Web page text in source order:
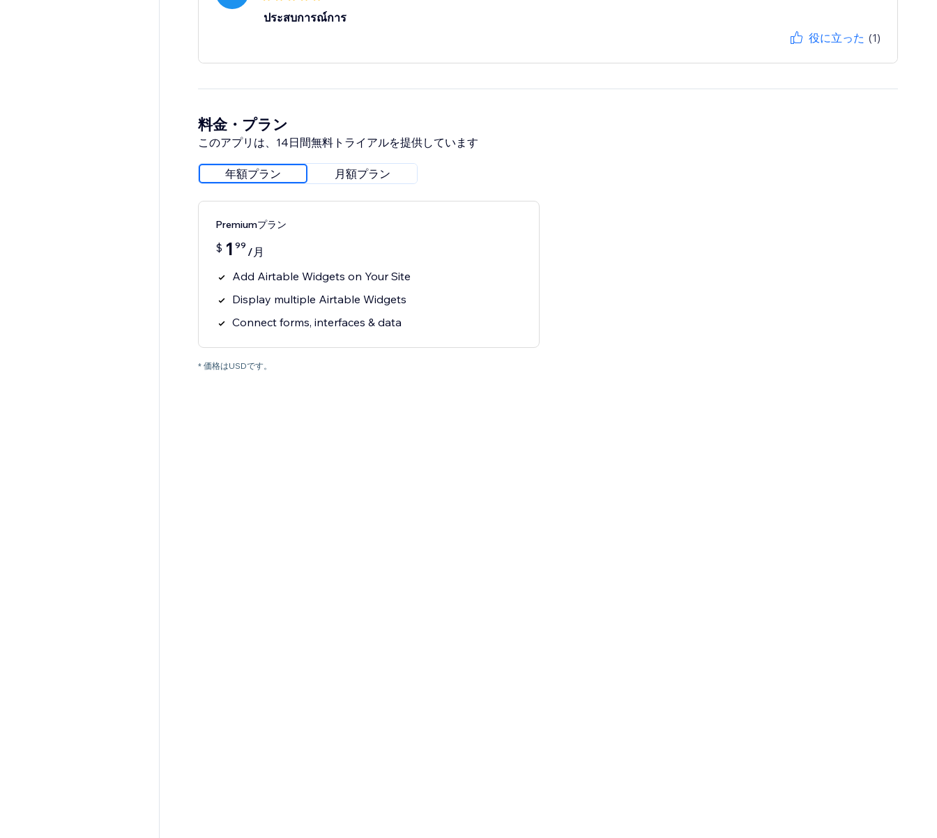
ประสบการณ์การ
役に立った (1)
料金・プラン
このアプリは、14日間無料トライアルを提供しています
年額プラン 月額プラン
Premiumプラン
$ 1 99 /月
Add Airtable Widgets on Your Site
Display multiple Airtable Widgets
Connect forms, interfaces & data
* 価格はUSDです。